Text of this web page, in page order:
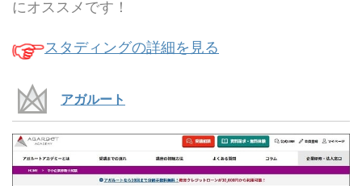
にオススメです！
スタディングの詳細を見る
アガルート